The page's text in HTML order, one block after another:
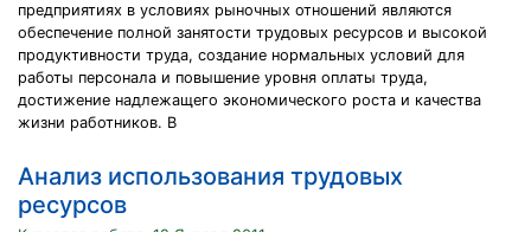
предприятиях в условиях рыночных отношений являются
обеспечение полной занятости трудовых ресурсов и высокой
продуктивности труда, создание нормальных условий для
работы персонала и повышение уровня оплаты труда,
достижение надлежащего экономического роста и качества
жизни работников. В
Анализ использования трудовых
ресурсов